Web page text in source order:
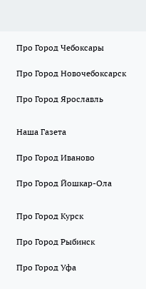
Про Город Чебоксары
Про Город Новочебоксарск
Про Город Ярославль
Наша Газета
Про Город Иваново
Про Город Йошкар-Ола
Про Город Курск
Про Город Рыбинск
Про Город Уфа